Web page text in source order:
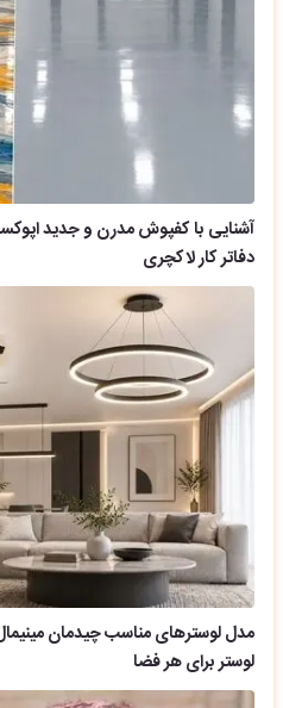
آشنایی با کفپوش مدرن و جدید
دفاتر کار لاکچری
مدل لوسترهای مناسب چیدمان
لوستر برای هر فضا